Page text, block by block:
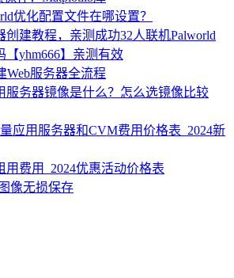
优化配置文件在哪设置？
创建教程，亲测成功32人联机Palworld
【yhm666】亲测有效
Web服务器全流程
服务器镜像是什么？怎么选镜像比较
应用服务器和CVM费用价格表_2024新
用费用_2024优惠活动价格表
像无损保存